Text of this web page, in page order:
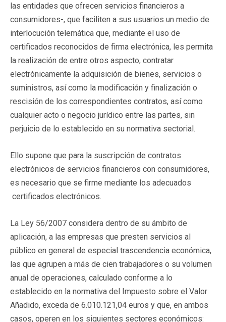
las entidades que ofrecen servicios financieros a
consumidores-, que faciliten a sus usuarios un medio de
interlocución telemática que, mediante el uso de
certificados reconocidos de firma electrónica, les permita
la realización de entre otros aspecto, contratar
electrónicamente la adquisición de bienes, servicios o
suministros, así como la modificación y finalización o
rescisión de los correspondientes contratos, así como
cualquier acto o negocio jurídico entre las partes, sin
perjuicio de lo establecido en su normativa sectorial.
Ello supone que para la suscripción de contratos
electrónicos de servicios financieros con consumidores,
es necesario que se firme mediante los adecuados
certificados electrónicos.
La Ley 56/2007 considera dentro de su ámbito de
aplicación, a las empresas que presten servicios al
público en general de especial trascendencia económica,
las que agrupen a más de cien trabajadores o su volumen
anual de operaciones, calculado conforme a lo
establecido en la normativa del Impuesto sobre el Valor
Añadido, exceda de 6.010.121,04 euros y que, en ambos
casos, operen en los siguientes sectores económicos: